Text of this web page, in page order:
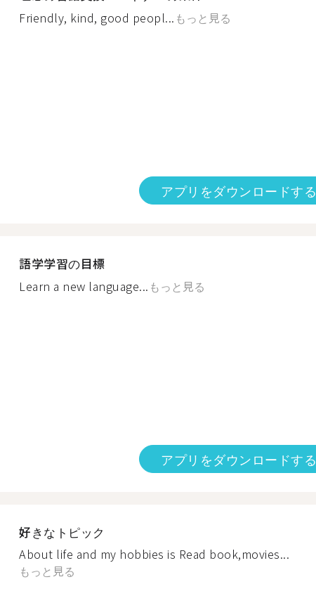
Friendly, kind, good peopl... もっと見る
アプリをダウンロードする
語学学習の目標
Learn a new language... もっと見る
アプリをダウンロードする
好きなトピック
About life and my hobbies is Read book,movies...
もっと見る